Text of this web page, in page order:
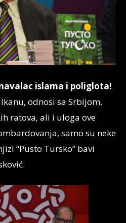
islama i poliglota!
odnosi sa Srbijom,
ratova, ali i uloga ove
samo su neke
“Pusto Tursko” bavi